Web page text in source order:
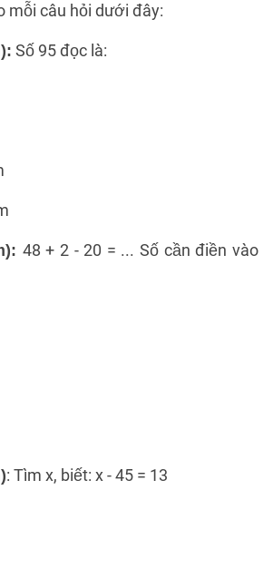
mỗi câu hỏi dưới đây:
Số 95 đọc là:
48 + 2 - 20 = ... Số cần điền vào
: Tìm x, biết: x - 45 = 13